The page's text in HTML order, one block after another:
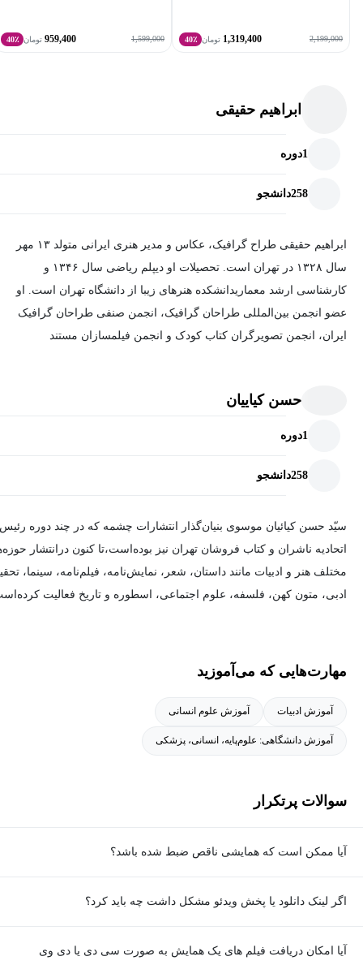
2,199,000
1,319,400 تومان 40٪ 1,599,000
959,400 تومان 40٪
ابراهیم حقیقی
1دوره
258دانشجو
ابراهیم حقیقی طراح گرافیک، عکاس و مدیر هنری ایرانی متولد ۱۳ مهر
سال ۱۳۲۸ در تهران است. تحصیلات او دیپلم ریاضی سال ۱۳۴۶ و
کارشناسی ارشد معماریدانشکده هنرهای زیبا از دانشگاه تهران است. او
عضو انجمن بین‌المللی طراحان گرافیک، انجمن صنفی طراحان گرافیک
ایران، انجمن تصویرگران کتاب کودک و انجمن فیلمسازان مستند
او از سال ۱۳۴۷ تا کنون طراح کتب و مجلات گوناگون بوده‌ است. برای
فیلم‌ها و سریال‌های زیادی تیتراژ ساخته‌ است. نمایشگاه‌های متعددی را
برگزار کرده و جوایز زیادی را به‌دست آورده‌ است.
حسن کیاییان
1دوره
258دانشجو
سیّد حسن کیائیان موسوی بنیان‌گذار انتشارات چشمه که در چند دوره رئیس
اتحادیه ناشران و کتاب‌ فروشان تهران نیز بوده‌است،تا کنون درانتشار
مختلف هنر و ادبیات مانند داستان، شعر، نمایش‌نامه، فیلم‌نامه، سینما،
ادبی، متون کهن، فلسفه، علوم اجتماعی، اسطوره و تاریخ فعالیت
مهارت‌هایی که می‌آموزید
آموزش ادبیات آموزش علوم انسانی
آموزش دانشگاهی: علوم‌پایه، انسانی، پزشکی
سوالات پرتکرار
آیا ممکن است که همایشی ناقص ضبط شده باشد؟
گونه نواقص در توضیح همایش‌ها آمده است.
اگر لینک دانلود یا پخش ویدئو مشکل داشت چه باید کرد؟
آیا امکان دریافت فیلم های یک همایش به صورت سی دی یا دی وی